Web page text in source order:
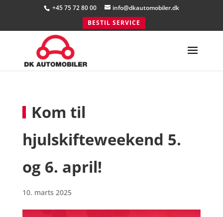
+45 75 72 80 00
info@dkautomobiler.dk
BESTIL SERVICE
Kom til
hjulskifteweekend 5.
og 6. april!
10. marts 2025